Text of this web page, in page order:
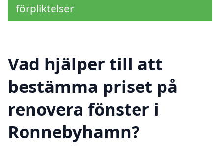
förpliktelser
Vad hjälper till att
bestämma priset på
renovera fönster i
Ronnebyhamn?